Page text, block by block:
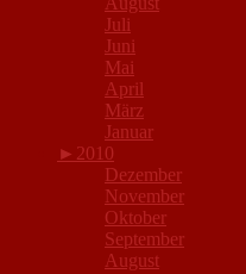
Juli
Juni
Mai
April
März
Januar
► 2010
Dezember
November
Oktober
September
August